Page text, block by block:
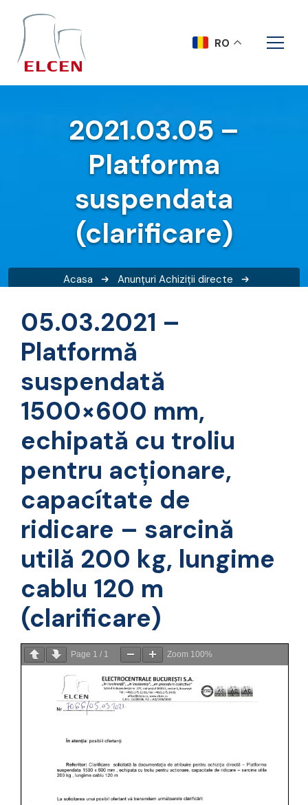
2021.03.05 –
Platforma
suspendata
(clarificare)
Acasa Anunțuri Achiziții directe
05.03.2021 –
Platformă
suspendată
1500×600 mm,
echipată cu troliu
pentru acționare,
capacítate de
ridicare – sarcină
utilă 200 kg, lungime
cablu 120 m
(clarificare)
Page 1 / 1 Zoom 100%
RO